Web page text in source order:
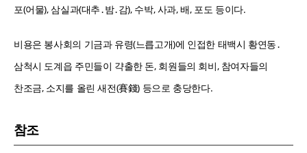
포(어물), 삼실과(대추․밤․감), 수박, 사과, 배, 포도 등이다.
비용은 봉사회의 기금과 유령(느릅고개)에 인접한 태백시 황연동․
삼척시 도계읍 주민들이 갹출한 돈, 회원들의 회비, 참여자들의
찬조금, 소지를 올린 새전(賽錢) 등으로 충당한다.
참조